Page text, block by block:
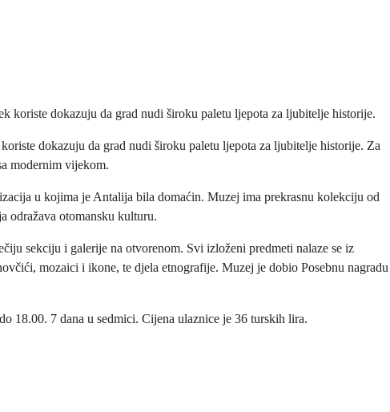
koriste dokazuju da grad nudi široku paletu ljepota za ljubitelje historije.
dokazuju da grad nudi široku paletu ljepota za ljubitelje historije. Za
modernim vijekom.
u kojima je Antalija bila domaćin. Muzej ima prekrasnu kolekciju od
odražava otomansku kulturu.
sekciju i galerije na otvorenom. Svi izloženi predmeti nalaze se iz
mozaici i ikone, te djela etnografije. Muzej je dobio Posebnu nagradu
18.00. 7 dana u sedmici. Cijena ulaznice je 36 turskih lira.